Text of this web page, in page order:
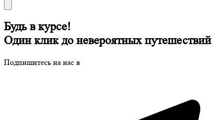
Будь в курсе!
Один клик до невероятных путешествий
Подпишитесь на нас в